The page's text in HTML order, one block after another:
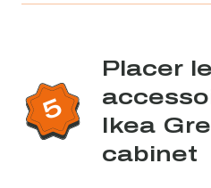
Placer
Ikea
cabinet